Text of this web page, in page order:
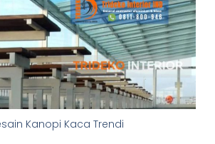
Kanopi Kaca Trendi